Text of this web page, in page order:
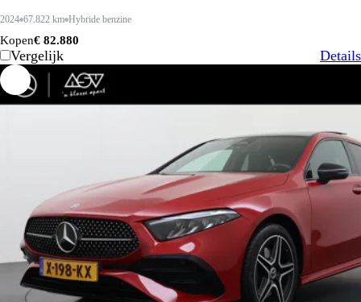
2024 67.822 km Hybride benzine
Kopen€ 82.880
Vergelijk Details